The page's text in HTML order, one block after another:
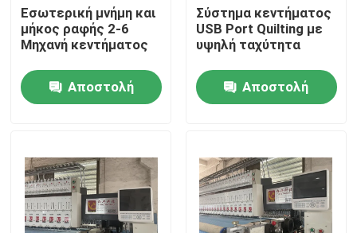
Σπίτι
Προϊόντα
Εμφάνιση VR
Εσωτερική μνήμη και
μήκος ραφής 2-6
Μηχανή κεντήματος
Αποστολή
Σύστημα κεντήματος
USB Port Quilting με
υψηλή ταχύτητα
Αποστολή